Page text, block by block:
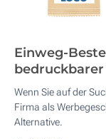
Einweg-
Wenn Sie auf der
Firma als
Alternative.